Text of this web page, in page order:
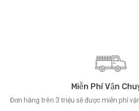
Miễn Phí Vận
Đơn hàng trên 3 triệu sẽ được miễn phí